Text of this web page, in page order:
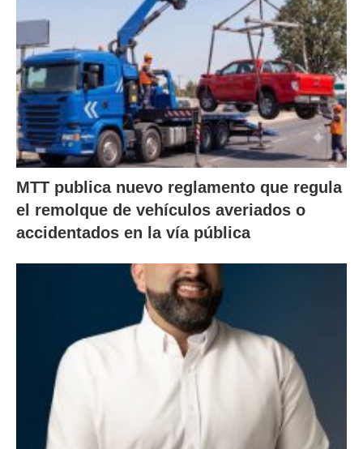
MTT publica nuevo reglamento que regula
el remolque de vehículos averiados o
accidentados en la vía pública